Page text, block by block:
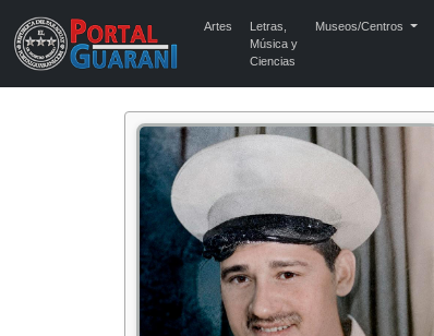
Artes
Letras,
Música y
Ciencias
Museos/Centros